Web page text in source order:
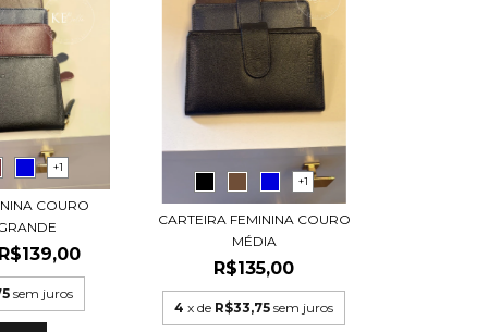
+1
COURO
R$139,00
sem juros
+1
CARTEIRA FEMININA COURO
MÉDIA
R$135,00
4 x de R$33,75 sem juros